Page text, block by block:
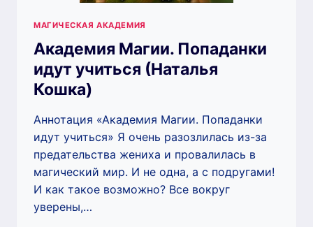
МАГИЧЕСКАЯ АКАДЕМИЯ
Академия Магии. Попаданки
идут учиться (Наталья
Кошка)
Аннотация «Академия Магии. Попаданки
идут учиться» Я очень разозлилась из-за
предательства жениха и провалилась в
магический мир. И не одна, а с подругами!
И как такое возможно? Все вокруг
уверены,…